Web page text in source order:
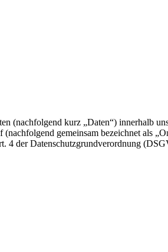
(nachfolgend kurz „Daten“) innerhalb
gemeinsam bezeichnet als
4 der Datenschutzgrundverordnung